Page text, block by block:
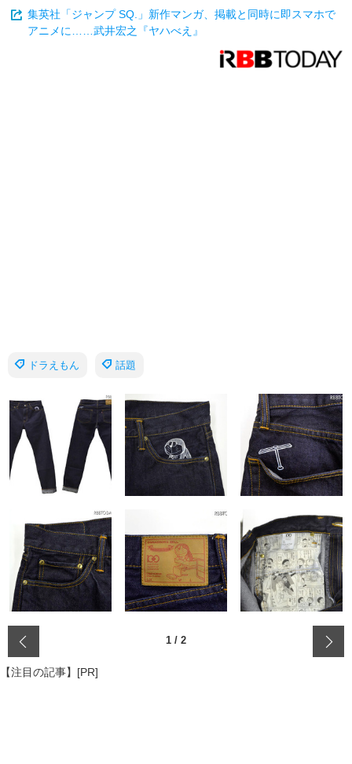
集英社「ジャンプ SQ.」新作マンガ、掲載と同時に即スマホで
アニメに……武井宏之『ヤハべえ』
ドラえもん 話題
1 / 2
【注目の記事】[PR]